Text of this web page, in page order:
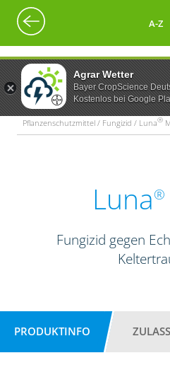
Agrar Wetter
Bayer CropScience
Kostenlos bei Google
A-Z
Pflanzenschutzmittel / Fungizid / Luna®
Luna®
Fungizid gegen
PRODUKTINFO